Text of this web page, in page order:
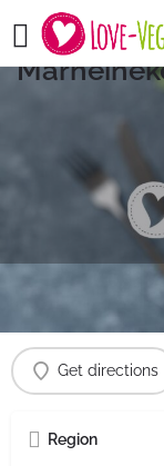
Tanne B
Get directions
Region